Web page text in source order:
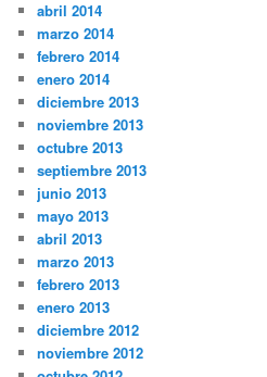
abril 2014
marzo 2014
febrero 2014
enero 2014
diciembre 2013
noviembre 2013
octubre 2013
septiembre 2013
junio 2013
mayo 2013
abril 2013
marzo 2013
febrero 2013
enero 2013
diciembre 2012
noviembre 2012